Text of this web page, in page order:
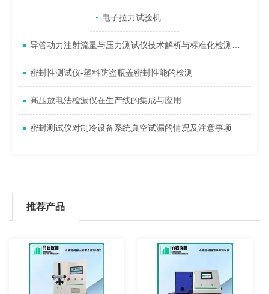
相关文章 电子拉力试验机的11个主要特点
导管动力注射流量与压力测试仪技术解析与标准化检测方案
密封性测试仪-塑料防盗瓶盖密封性能的检测
高压放电法检漏仪在生产线的集成与应用
密封测试仪对制冷设备系统真空试漏的情况及注意事项
推荐产品